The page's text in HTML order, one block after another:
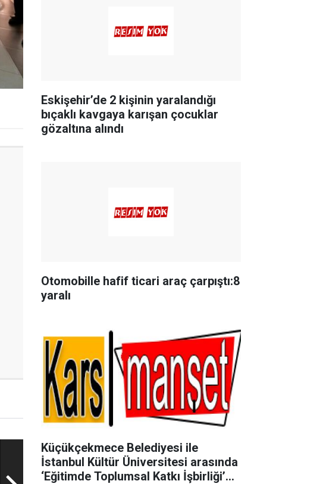
Eskişehir’de 2 kişinin yaralandığı
bıçaklı kavgaya karışan çocuklar
gözaltına alındı
Otomobille hafif ticari araç çarpıştı:8
yaralı
Küçükçekmece Belediyesi ile
İstanbul Kültür Üniversitesi arasında
‘Eğitimde Toplumsal Katkı İşbirliği’